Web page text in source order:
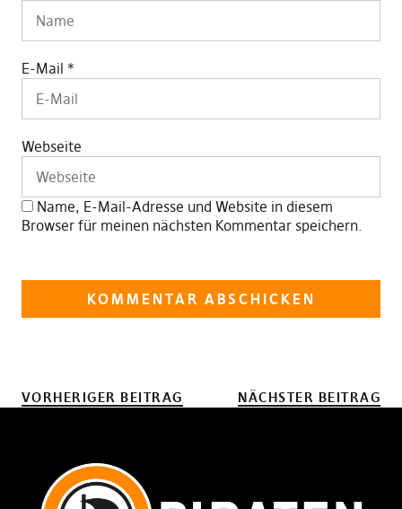
E-Mail *
Webseite
Name, E-Mail-Adresse und Website in diesem
Browser für meinen nächsten Kommentar speichern.
VORHERIGER BEITRAG NÄCHSTER BEITRAG